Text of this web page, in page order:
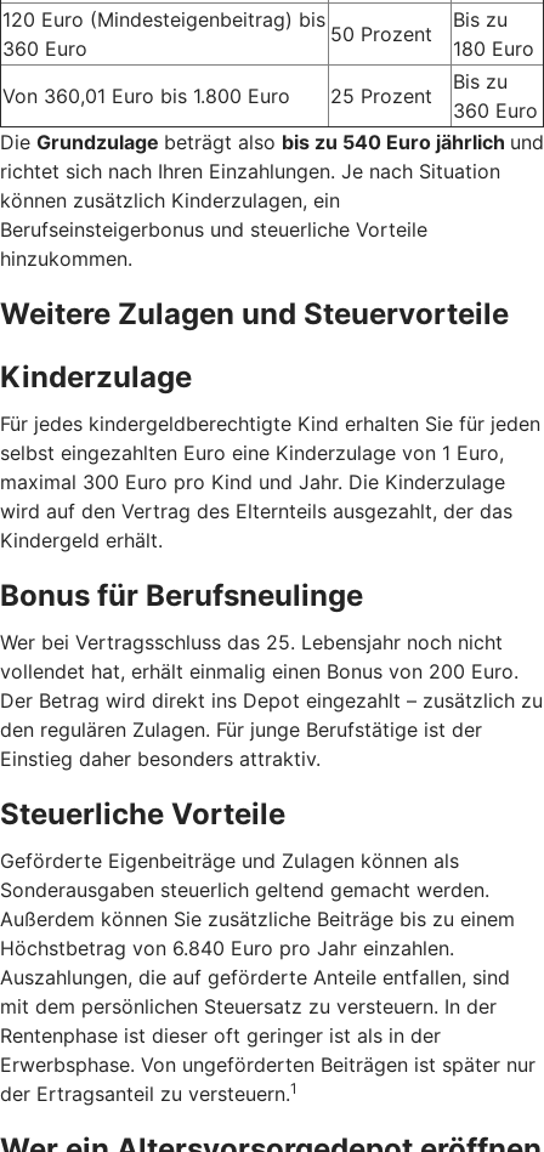
120 Euro (Mindesteigenbeitrag) bis
360 Euro
50 Prozent
Bis zu
180 Euro
Von 360,01 Euro bis 1.800 Euro
25 Prozent
Bis zu
360 Euro
Die Grundzulage beträgt also bis zu 540 Euro jährlich und
richtet sich nach Ihren Einzahlungen. Je nach Situation
können zusätzlich Kinderzulagen, ein
Berufseinsteigerbonus und steuerliche Vorteile
hinzukommen.
Weitere Zulagen und Steuervorteile
Kinderzulage
Für jedes kindergeldberechtigte Kind erhalten Sie für jeden
selbst eingezahlten Euro eine Kinderzulage von 1 Euro,
maximal 300 Euro pro Kind und Jahr. Die Kinderzulage
wird auf den Vertrag des Elternteils ausgezahlt, der das
Kindergeld erhält.
Bonus für Berufsneulinge
Wer bei Vertragsschluss das 25. Lebensjahr noch nicht
vollendet hat, erhält einmalig einen Bonus von 200 Euro.
Der Betrag wird direkt ins Depot eingezahlt – zusätzlich zu
den regulären Zulagen. Für junge Berufstätige ist der
Einstieg daher besonders attraktiv.
Steuerliche Vorteile
Geförderte Eigenbeiträge und Zulagen können als
Sonderausgaben steuerlich geltend gemacht werden.
Außerdem können Sie zusätzliche Beiträge bis zu einem
Höchstbetrag von 6.840 Euro pro Jahr einzahlen.
Auszahlungen, die auf geförderte Anteile entfallen, sind
mit dem persönlichen Steuersatz zu versteuern. In der
Rentenphase ist dieser oft geringer ist als in der
Erwerbsphase. Von ungeförderten Beiträgen ist später nur
der Ertragsanteil zu versteuern.1